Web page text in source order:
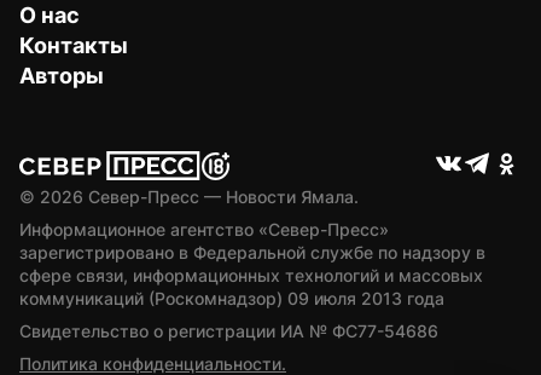
О нас
Контакты
Авторы
© 2026 Север-Пресс — Новости Ямала.
Информационное агентство «Север-Пресс»
зарегистрировано в Федеральной службе по надзору в
сфере связи, информационных технологий и массовых
коммуникаций (Роскомнадзор) 09 июля 2013 года
Свидетельство о регистрации ИА № ФС77-54686
Политика конфиденциальности.